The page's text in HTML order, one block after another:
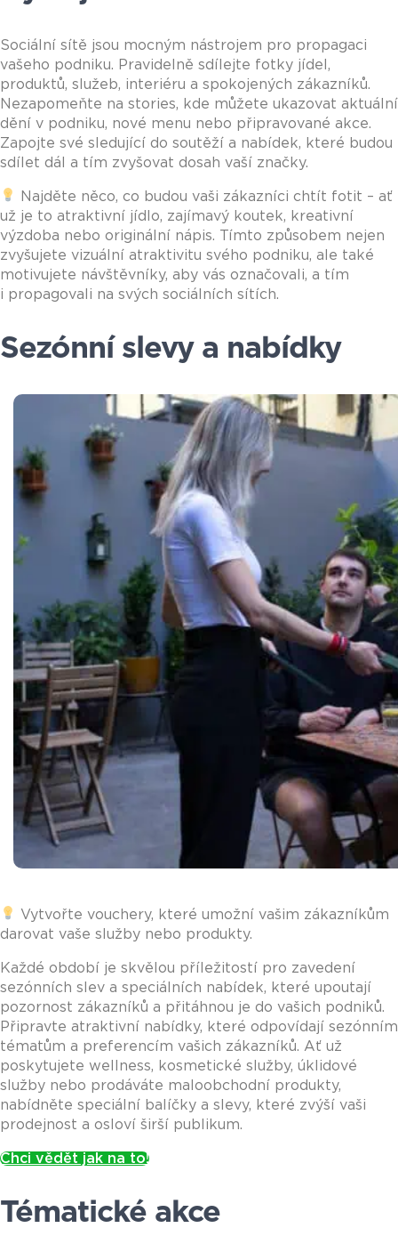
Sociální sítě jsou mocným nástrojem pro propagaci
vašeho podniku. Pravidelně sdílejte fotky jídel,
produktů, služeb, interiéru a spokojených zákazníků.
Nezapomeňte na stories, kde můžete ukazovat aktuální
dění v podniku, nové menu nebo připravované akce.
Zapojte své sledující do soutěží a nabídek, které budou
sdílet dál a tím zvyšovat dosah vaší značky.
Najděte něco, co budou vaši zákazníci chtít fotit – ať
už je to atraktivní jídlo, zajímavý koutek, kreativní
výzdoba nebo originální nápis. Tímto způsobem nejen
zvyšujete vizuální atraktivitu svého podniku, ale také
motivujete návštěvníky, aby vás označovali, a tím
i propagovali na svých sociálních sítích.
Sezónní slevy a nabídky
Vytvořte vouchery, které umožní vašim zákazníkům
darovat vaše služby nebo produkty.
Každé období je skvělou příležitostí pro zavedení
sezónních slev a speciálních nabídek, které upoutají
pozornost zákazníků a přitáhnou je do vašich podniků.
Připravte atraktivní nabídky, které odpovídají sezónním
tématům a preferencím vašich zákazníků. Ať už
poskytujete wellness, kosmetické služby, úklidové
služby nebo prodáváte maloobchodní produkty,
nabídněte speciální balíčky a slevy, které zvýší vaši
prodejnost a osloví širší publikum.
Chci vědět jak na to!
Tématické akce